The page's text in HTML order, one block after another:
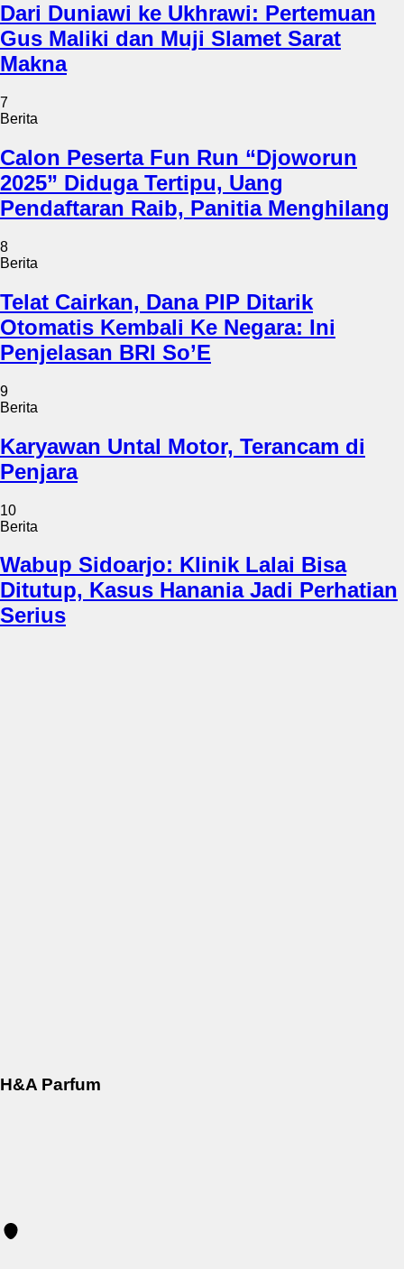
Dari Duniawi ke Ukhrawi: Pertemuan
Gus Maliki dan Muji Slamet Sarat
Makna
7
Berita
Calon Peserta Fun Run “Djoworun
2025” Diduga Tertipu, Uang
Pendaftaran Raib, Panitia Menghilang
8
Berita
Telat Cairkan, Dana PIP Ditarik
Otomatis Kembali Ke Negara: Ini
Penjelasan BRI So’E
9
Berita
Karyawan Untal Motor, Terancam di
Penjara
10
Berita
Wabup Sidoarjo: Klinik Lalai Bisa
Ditutup, Kasus Hanania Jadi Perhatian
Serius
H&A Parfum